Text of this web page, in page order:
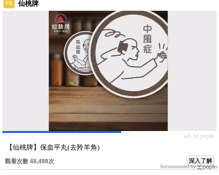
PR 仙桃牌
ads by popIn
【仙桃牌】保血平丸(去羚羊角)
觀看次數 48,498次 深入了解
Recommended by